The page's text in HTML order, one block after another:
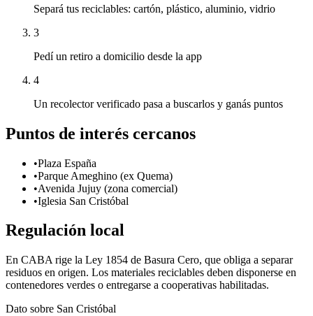
Separá tus reciclables: cartón, plástico, aluminio, vidrio
3
Pedí un retiro a domicilio desde la app
4
Un recolector verificado pasa a buscarlos y ganás puntos
Puntos de interés cercanos
•Plaza España
•Parque Ameghino (ex Quema)
•Avenida Jujuy (zona comercial)
•Iglesia San Cristóbal
Regulación local
En CABA rige la Ley 1854 de Basura Cero, que obliga a separar
residuos en origen. Los materiales reciclables deben disponerse en
contenedores verdes o entregarse a cooperativas habilitadas.
Dato sobre San Cristóbal